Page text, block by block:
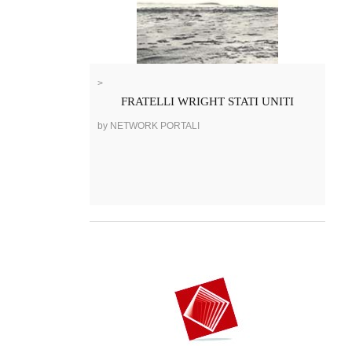
>
FRATELLI WRIGHT STATI UNITI
by NETWORK PORTALI